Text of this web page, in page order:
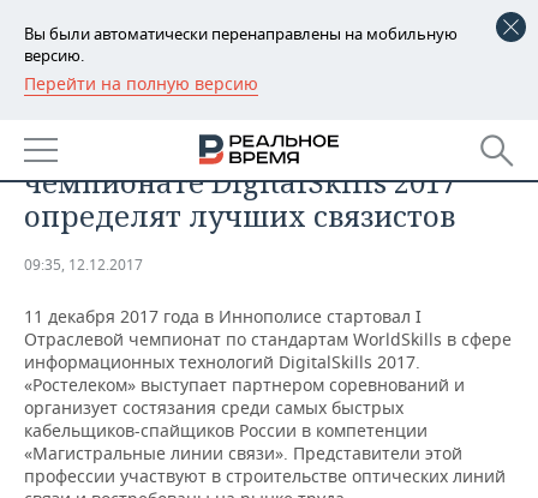
Вы были автоматически перенаправлены на мобильную
версию.
Перейти на полную версию
РЕГИОНЫ
БАШКОРТОСТАН
ТАТАРСТАН
НОВОСТИ
АНАЛИТИКА
ДЕКЛАРАЦИИ О ДОХОДАХ
КОРОЛИ ГОСЗАКАЗА ПФО
ВУЗЫ ТАТАРСТАНА
КОМУ ПРИНАДЛЕЖАТ
ТОРГОВЫЕ ЦЕНТРЫ
НОВОСТИ ЭКОНОМИКИ
ФИНАНСЫ
БАНКИ
БЮДЖЕТ
ПРОМЫШЛЕННОСТЬ
НОВОСТИ
ПРОМЫШЛЕННОСТИ
АГРОПРОМ
МАШИНОСТРОЕНИЕ
НЕДВИЖИМОСТЬ
НОВОСТИ НЕДВИЖИМОСТИ
АВТО
НОВОСТИ АВТО
БИЗНЕС
На первом отраслевом
чемпионате DigitalSkills 2017
определят лучших связистов
09:35, 12.12.2017
11 декабря 2017 года в Иннополисе стартовал I
Отраслевой чемпионат по стандартам WorldSkills в сфере
информационных технологий DigitalSkills 2017.
«Ростелеком» выступает партнером соревнований и
организует состязания среди самых быстрых
кабельщиков-спайщиков России в компетенции
«Магистральные линии связи». Представители этой
профессии участвуют в строительстве оптических линий